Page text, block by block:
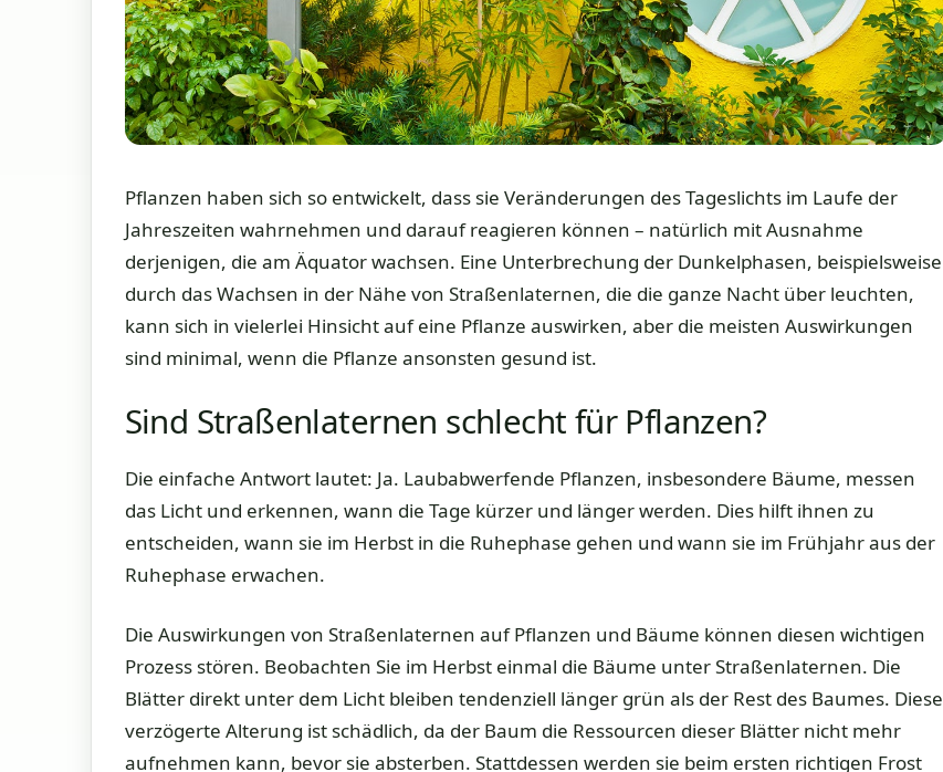
Pflanzen haben sich so entwickelt, dass sie Veränderungen des Tageslichts im Laufe der
Jahreszeiten wahrnehmen und darauf reagieren können – natürlich mit Ausnahme
derjenigen, die am Äquator wachsen. Eine Unterbrechung der Dunkelphasen, beispielsweise
durch das Wachsen in der Nähe von Straßenlaternen, die die ganze Nacht über leuchten,
kann sich in vielerlei Hinsicht auf eine Pflanze auswirken, aber die meisten Auswirkungen
sind minimal, wenn die Pflanze ansonsten gesund ist.
Sind Straßenlaternen schlecht für Pflanzen?
Die einfache Antwort lautet: Ja. Laubabwerfende Pflanzen, insbesondere Bäume, messen
das Licht und erkennen, wann die Tage kürzer und länger werden. Dies hilft ihnen zu
entscheiden, wann sie im Herbst in die Ruhephase gehen und wann sie im Frühjahr aus der
Ruhephase erwachen.
Die Auswirkungen von Straßenlaternen auf Pflanzen und Bäume können diesen wichtigen
Prozess stören. Beobachten Sie im Herbst einmal die Bäume unter Straßenlaternen. Die
Blätter direkt unter dem Licht bleiben tendenziell länger grün als der Rest des Baumes. Diese
verzögerte Alterung ist schädlich, da der Baum die Ressourcen dieser Blätter nicht mehr
aufnehmen kann, bevor sie absterben. Stattdessen werden sie beim ersten richtigen Frost